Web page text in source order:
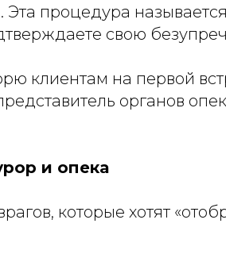
Эта процедура
свою
клиентам на первой
органов
и опека
которые хотят